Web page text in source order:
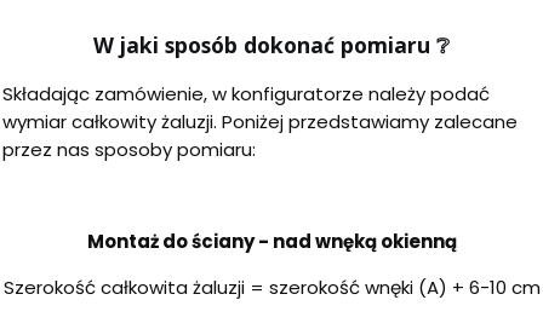
W jaki sposób dokonać pomiaru ❔
Składając zamówienie, w konfiguratorze należy podać
wymiar całkowity żaluzji. Poniżej przedstawiamy zalecane
przez nas sposoby pomiaru:
Montaż do ściany - nad wnęką okienną
Szerokość całkowita żaluzji = szerokość wnęki (A) + 6-10 cm